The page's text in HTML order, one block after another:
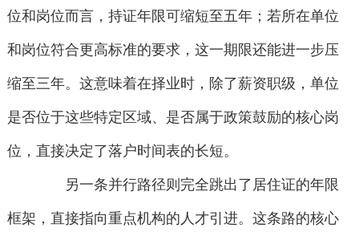
位和岗位而言，持证年限可缩短至五年；若所在单位
和岗位符合更高标准的要求，这一期限还能进一步压
缩至三年。这意味着在择业时，除了薪资职级，单位
是否位于这些特定区域、是否属于政策鼓励的核心岗
位，直接决定了落户时间表的长短。
另一条并行路径则完全跳出了居住证的年限
框架，直接指向重点机构的人才引进。这条路的核心